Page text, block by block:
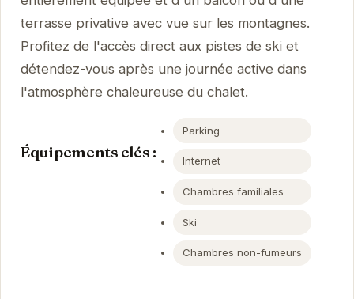
terrasse privative avec vue sur les montagnes.
Profitez de l'accès direct aux pistes de ski et
détendez-vous après une journée active dans
l'atmosphère chaleureuse du chalet.
Équipements clés :
Parking
Internet
Chambres familiales
Ski
Chambres non-fumeurs